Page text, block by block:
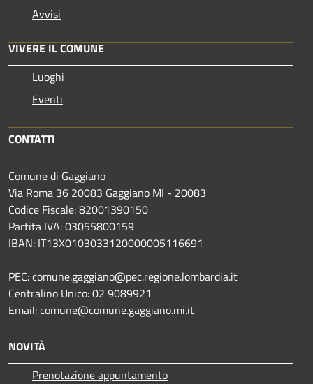
Avvisi
VIVERE IL COMUNE
Luoghi
Eventi
CONTATTI
Comune di Gaggiano
Via Roma 36 20083 Gaggiano MI - 20083
Codice Fiscale: 82001390150
Partita IVA: 03055800159
IBAN: IT13X0103033120000005116691
PEC: comune.gaggiano@pec.regione.lombardia.it
Centralino Unico: 02 9089921
Email: comune@comune.gaggiano.mi.it
NOVITÀ
Prenotazione appuntamento